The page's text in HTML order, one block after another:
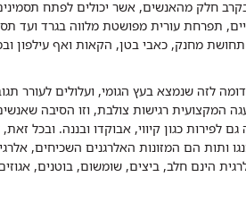
בקרב חלק מהאנשים, אשר יכולים לפתח
תפרחת עורית מפושטת מלווה בגרד ועד
מחנק, כאבי בטן, הקאות ואף עילפון
לזה שנמצא בעץ הגומי, ועלולים לעורר
המקצועית רגישות צולבת, וזו הסיבה
לפירות כגון קיווי, אבוקדו ובננה. ובכל
ותות הם המזונות האלרגנים השכיחים,
הינם חלב, ביצים, שומשום, בוטנים,